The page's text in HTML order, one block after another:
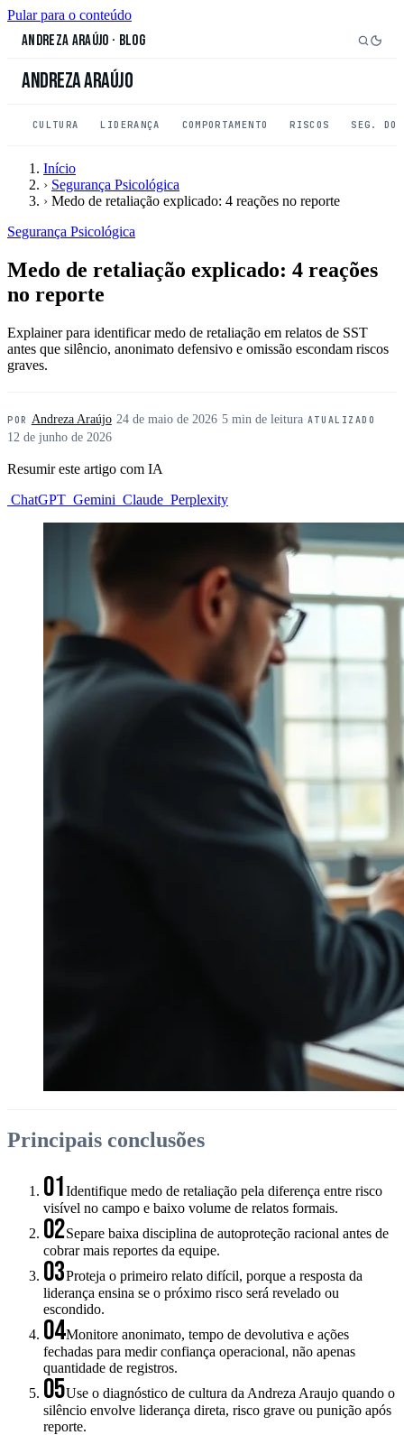
Pular para o conteúdo
Andreza Araújo · Blog
Andreza Araújo
CULTURA LIDERANÇA COMPORTAMENTO RISCOS SEG. DO
Início
› Segurança Psicológica
› Medo de retaliação explicado: 4 reações no reporte
Segurança Psicológica
Medo de retaliação explicado: 4 reações
no reporte
Explainer para identificar medo de retaliação em relatos de SST
antes que silêncio, anonimato defensivo e omissão escondam riscos
graves.
POR Andreza Araújo· 24 de maio de 2026· 5 min de leitura· ATUALIZADO
12 de junho de 2026
Resumir este artigo com IA
ChatGPT Gemini Claude Perplexity
Principais conclusões
01Identifique medo de retaliação pela diferença entre risco
visível no campo e baixo volume de relatos formais.
02Separe baixa disciplina de autoproteção racional antes de
cobrar mais reportes da equipe.
03Proteja o primeiro relato difícil, porque a resposta da
liderança ensina se o próximo risco será revelado ou
escondido.
04Monitore anonimato, tempo de devolutiva e ações
fechadas para medir confiança operacional, não apenas
quantidade de registros.
05Use o diagnóstico de cultura da Andreza Araujo quando o
silêncio envolve liderança direta, risco grave ou punição após
reporte.